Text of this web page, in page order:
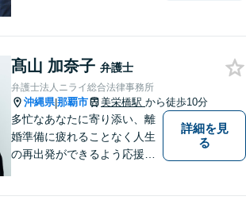
代理人として全力でサポート
します【分割払い可】【休日
夜間対応】【駐車場あり】
髙山 加奈子 弁護士
弁護士法人ニライ総合法律事務所
沖縄県|那覇市 美栄橋駅 から徒歩10分
多忙なあなたに寄り添い、離
婚準備に疲れることなく人生
の再出発ができるよう応援し
詳細を見
る